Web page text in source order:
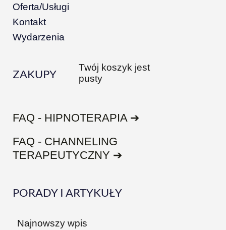
Oferta/Usługi
Kontakt
Wydarzenia
ZAKUPY
Twój koszyk jest
pusty
FAQ - HIPNOTERAPIA ➔
FAQ - CHANNELING
TERAPEUTYCZNY ➔
PORADY I ARTYKUŁY
Najnowszy wpis